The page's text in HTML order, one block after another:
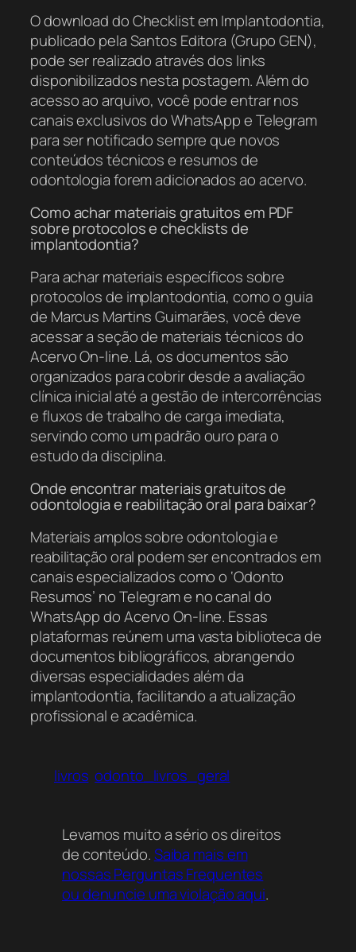
O download do Checklist em Implantodontia,
publicado pela Santos Editora (Grupo GEN),
pode ser realizado através dos links
disponibilizados nesta postagem. Além do
acesso ao arquivo, você pode entrar nos
canais exclusivos do WhatsApp e Telegram
para ser notificado sempre que novos
conteúdos técnicos e resumos de
odontologia forem adicionados ao acervo.
Como achar materiais gratuitos em PDF
sobre protocolos e checklists de
implantodontia?
Para achar materiais específicos sobre
protocolos de implantodontia, como o guia
de Marcus Martins Guimarães, você deve
acessar a seção de materiais técnicos do
Acervo On-line. Lá, os documentos são
organizados para cobrir desde a avaliação
clínica inicial até a gestão de intercorrências
e fluxos de trabalho de carga imediata,
servindo como um padrão ouro para o
estudo da disciplina.
Onde encontrar materiais gratuitos de
odontologia e reabilitação oral para baixar?
Materiais amplos sobre odontologia e
reabilitação oral podem ser encontrados em
canais especializados como o ‘Odonto
Resumos’ no Telegram e no canal do
WhatsApp do Acervo On-line. Essas
plataformas reúnem uma vasta biblioteca de
documentos bibliográficos, abrangendo
diversas especialidades além da
implantodontia, facilitando a atualização
profissional e acadêmica.
livros odonto_livros_geral
Levamos muito a sério os direitos
de conteúdo.Saiba mais em
nossas Perguntas Frequentes
ou denuncie uma violação aqui.